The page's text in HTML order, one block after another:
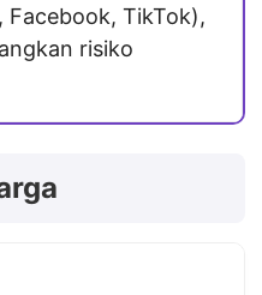
Facebook, TikTok),
risiko